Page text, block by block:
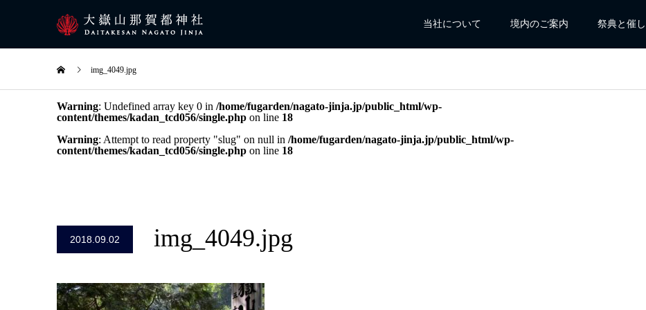
当社について 境内のご案内 祭典と催し
img_4049.jpg
Warning: Undefined array key 0 in /home/fugarden/nagato-jinja.jp/public_html/wp-
content/themes/kadan_tcd056/single.php on line 18
Warning: Attempt to read property "slug" on null in /home/fugarden/nagato-jinja.jp/public_html/wp-
content/themes/kadan_tcd056/single.php on line 18
2018.09.02 img_4049.jpg